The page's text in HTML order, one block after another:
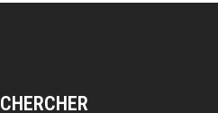
CHERCHER